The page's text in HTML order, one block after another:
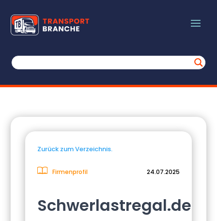
Zurück zum Verzeichnis.
Firmenprofil 24.07.2025
Schwerlastregal.de